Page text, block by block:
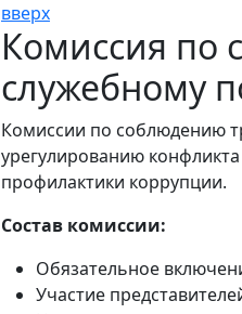
вверх
Комиссия по
служебному
Комиссии по соблюдению
урегулированию
профилактики коррупции.
Состав комиссии:
Обязательное
Участие